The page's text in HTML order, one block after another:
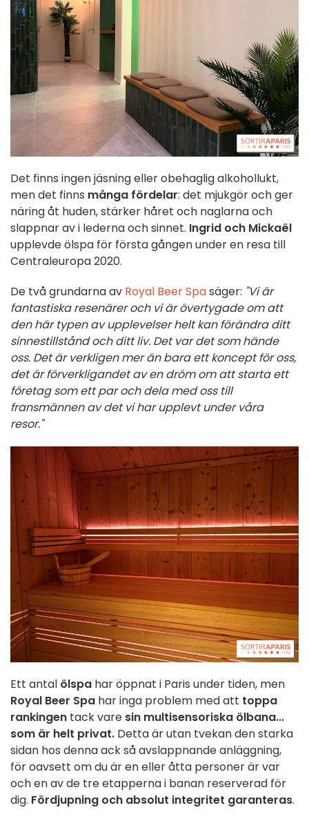
Det finns ingen jäsning eller obehaglig alkohollukt,
men det finns många fördelar: det mjukgör och ger
näring åt huden, stärker håret och naglarna och
slappnar av i lederna och sinnet. Ingrid och Mickaël
upplevde ölspa för första gången under en resa till
Centraleuropa 2020.
De två grundarna av Royal Beer Spasäger: "Vi är
fantastiska resenärer och vi är övertygade om att
den här typen av upplevelser helt kan förändra ditt
sinnestillstånd och ditt liv. Det var det som hände
oss. Det är verkligen mer än bara ett koncept för oss,
det är förverkligandet av en dröm om att starta ett
företag som ett par och dela med oss till
fransmännen av det vi har upplevt under våra
resor."
Ett antal ölspa har öppnat i Paris under tiden, men
Royal Beer Spa har inga problem med att toppa
rankingen tack vare sin multisensoriska ölbana...
som är helt privat. Detta är utan tvekan den starka
sidan hos denna ack så avslappnande anläggning,
för oavsett om du är en eller åtta personer är var
och en av de tre etapperna i banan reserverad för
dig. Fördjupning och absolut integritet garanteras.